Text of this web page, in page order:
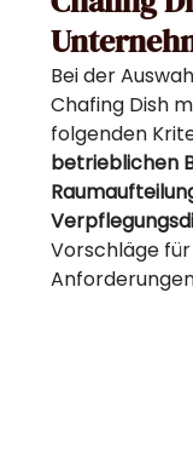
Bei der
Chafing Dish
folgenden
betrieblichen
Vorschläge